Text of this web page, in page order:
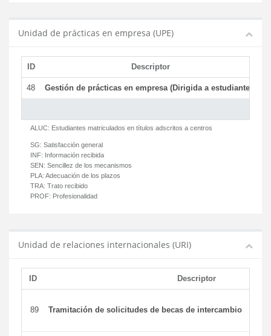
Unidad de prácticas en empresa (UPE)
ID Descriptor
48 Gestión de prácticas en empresa (Dirigida a estudiantes)
ALUC: Estudiantes matriculados en títulos adscritos a centros
SG: Satisfacción general
INF: Información recibida
SEN: Sencillez de los mecanismos
PLA: Adecuación de los plazos
TRA: Trato recibido
PROF: Profesionalidad
Unidad de relaciones internacionales (URI)
ID Descriptor
89 Tramitación de solicitudes de becas de intercambio